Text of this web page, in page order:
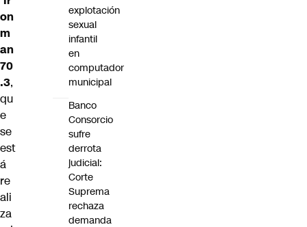
on
m
an
70
.3,
qu
e
se
est
á
re
ali
za
explotación
sexual
infantil
en
computador
municipal
Banco
Consorcio
sufre
derrota
judicial:
Corte
Suprema
rechaza
demanda